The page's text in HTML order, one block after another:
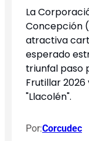
La
Concepción
atractiva
esperado
triunfal paso
Frutillar
"Llacolén".
Por:Corcudec